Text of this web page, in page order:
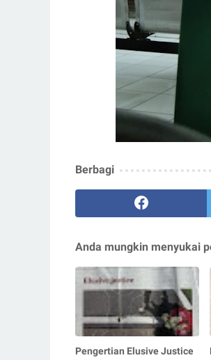
Berbagi
Anda mungkin menyukai
Pengertian Elusive Justice